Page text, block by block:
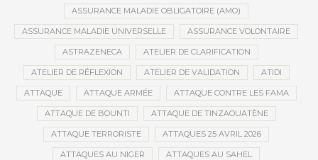
ASSURANCE MALADIE OBLIGATOIRE (AMO)
ASSURANCE MALADIE UNIVERSELLE ASSURANCE VOLONTAIRE
ASTRAZENECA ATELIER DE CLARIFICATION
ATELIER DE RÉFLEXION ATELIER DE VALIDATION ATIDI
ATTAQUE ATTAQUE ARMÉE ATTAQUE CONTRE LES FAMA
ATTAQUE DE BOUNTI ATTAQUE DE TINZAOUATÈNE
ATTAQUE TERRORISTE ATTAQUES 25 AVRIL 2026
ATTAQUES AU NIGER ATTAQUES AU SAHEL